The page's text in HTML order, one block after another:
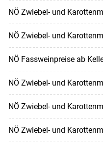
NÖ Zwiebel- und
NÖ Zwiebel- und
NÖ Fassweinpreise ab
NÖ Zwiebel- und
NÖ Zwiebel- und
NÖ Zwiebel- und